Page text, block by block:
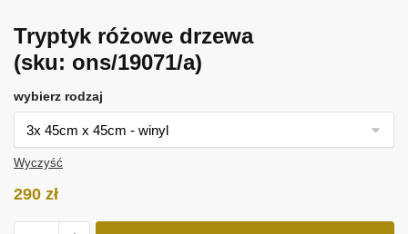
Tryptyk różowe drzewa
(sku: ons/19071/a)
wybierz rodzaj
Wyczyść
290 zł